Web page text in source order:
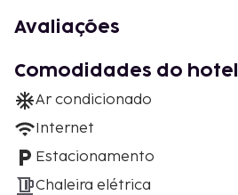
Avaliações
Comodidades do hotel
Ar condicionado
Internet
Estacionamento
Chaleira elétrica